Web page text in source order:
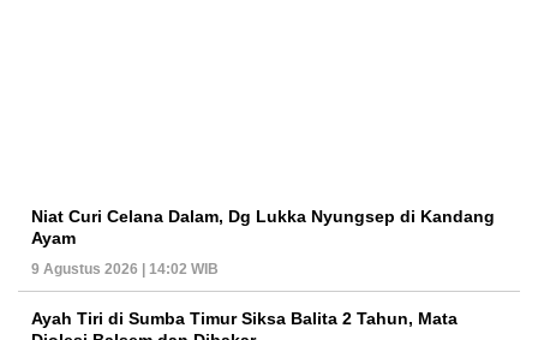
Niat Curi Celana Dalam, Dg Lukka Nyungsep di Kandang
Ayam
9 Agustus 2026 | 14:02 WIB
Ayah Tiri di Sumba Timur Siksa Balita 2 Tahun, Mata